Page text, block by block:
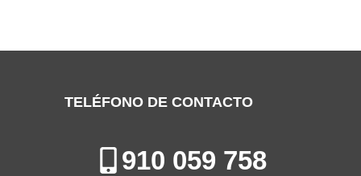
TELÉFONO DE CONTACTO
910 059 758